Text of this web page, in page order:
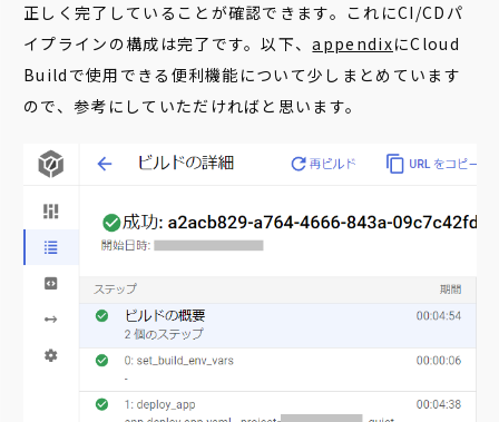
正しく完了していることが確認できます。これにCI/CDパ
イプラインの構成は完了です。以下、appendixにCloud
Buildで使用できる便利機能について少しまとめています
ので、参考にしていただければと思います。